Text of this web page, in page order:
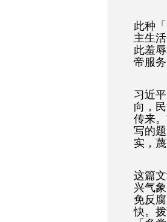
此种
主生
此羞
帝服
习近
向，
传来
写的
实，
这篇
兴气
免反
快。